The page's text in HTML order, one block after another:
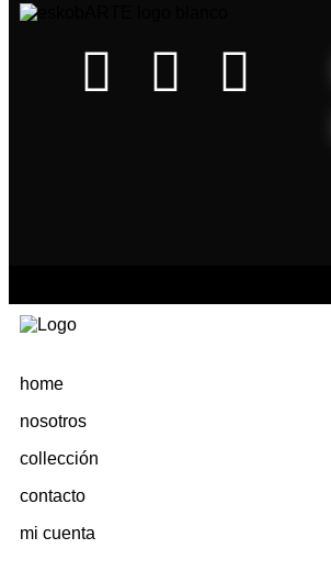
home
nosotros
collección
contacto
mi cuenta